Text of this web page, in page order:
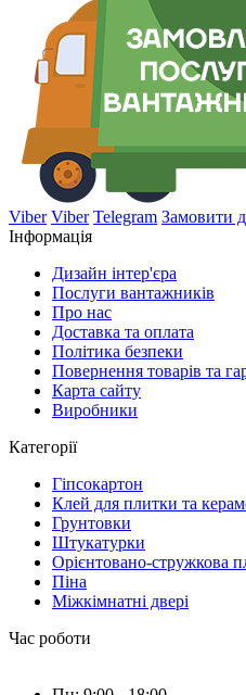
Viber Viber Telegram Замовити
Інформація
Дизайн інтер'єра
Послуги вантажників
Про нас
Доставка та оплата
Політика безпеки
Повернення товарів та
Карта сайту
Виробники
Категорії
Гіпсокартон
Клей для плитки та
Грунтовки
Штукатурки
Орієнтовано-стружкова
Піна
Міжкімнатні двері
Час роботи